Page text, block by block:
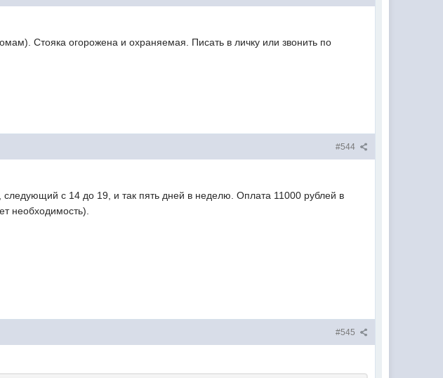
Стояка огорожена и охраняемая. Писать в личку или звонить по
#544
с 14 до 19, и так пять дней в неделю. Оплата 11000 рублей в
необходимость).
#545